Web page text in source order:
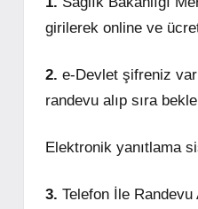
girilerek online ve
2. e-Devlet şifreniz
randevu alıp sıra
Elektronik yanıtlama
3. Telefon İle Randevu